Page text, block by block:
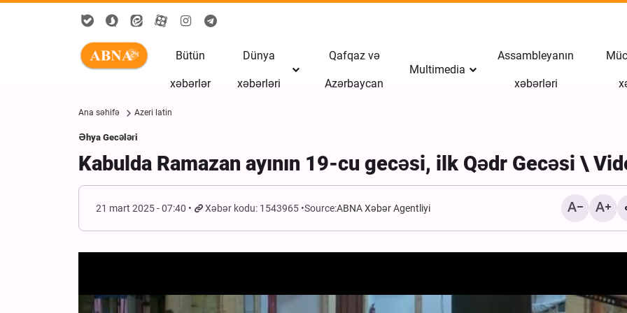
Bütün
xəbərlər
Dünya
xəbərləri
Qafqaz və
Azərbaycan
Multimedia
Assambleyanın
xəbərləri
Ana səhifə Azeri latin
Əhya Gecələri
Kabulda Ramazan ayının 19-cu gecəsi, ilk Qədr Gecəsi \
21 mart 2025 - 07:40 Xəbər kodu: 1543965 Source:ABNA Xəbər Agentliyi
vətəndaşlar ilə vida